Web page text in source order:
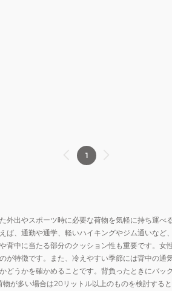
1
出やスポーツ時に必要な荷物を気軽に持ち運
、通勤や通学、軽いハイキングやジム通いなど
背中に当たる部分のクッション性も重要です。
特徴です。また、冷えやすい季節には背中の通
うかを確かめることです。背負ったときにバッ
が多い場合は20リットル以上のものを検討する